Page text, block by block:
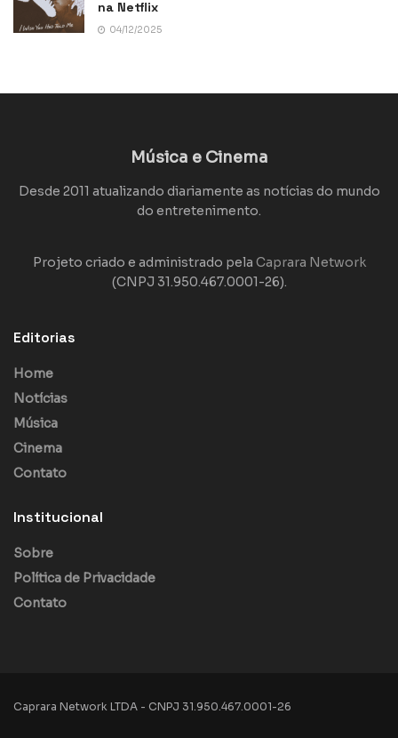
na Netflix
04/12/2025
Música e Cinema
Desde 2011 atualizando diariamente as notícias do mundo
do entretenimento.
Projeto criado e administrado pela Caprara Network
(CNPJ 31.950.467.0001-26).
Editorias
Home
Notícias
Música
Cinema
Contato
Institucional
Sobre
Política de Privacidade
Contato
Caprara Network LTDA - CNPJ 31.950.467.0001-26